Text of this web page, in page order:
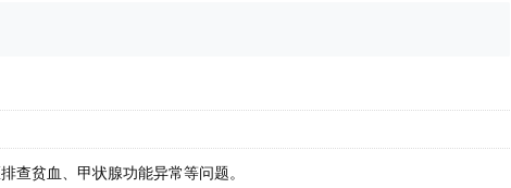
查贫血、甲状腺功能异常等问题。